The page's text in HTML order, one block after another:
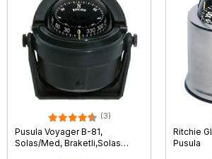
(3)
Pusula Voyager B-81,
Solas/Med, Braketli,Solas
Ritchie
Pusula